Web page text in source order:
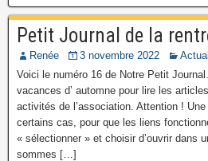
Petit Journal de la
Renée 3 novembre 2022
Voici le numéro 16 de Notre Petit
vacances d’ automne pour lire les
activités de l’association. Attention !
certains cas, pour que les liens
« sélectionner » et choisir d’ouvrir dans
sommes […]